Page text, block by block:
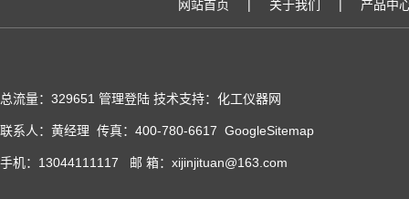
网站首页 关于我们 产品中
总流量：329651 管理登陆 技术支持：化工仪器网
联系人：黄经理 传真：400-780-6617 GoogleSitemap
手机：13044111117 邮 箱：xijinjituan@163.com